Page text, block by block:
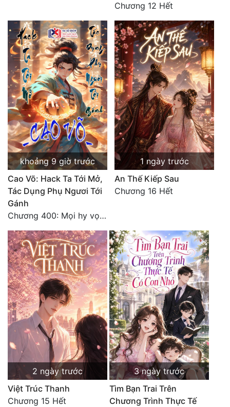
Chương 12 Hết
khoảng 9 giờ trước
Cao Võ: Hack Ta Tới Mở,
Tác Dụng Phụ Ngươi Tới
Gánh
Chương 400: Mọi hy vọng đặt trên Tô Mặc!
1 ngày trước
An Thế Kiếp Sau
Chương 16 Hết
2 ngày trước
Việt Trúc Thanh
Chương 15 Hết
3 ngày trước
Tìm Bạn Trai Trên
Chương Trình Thực Tế